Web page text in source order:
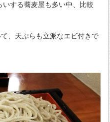
する蕎麦屋も多い中、比較
、天ぷらも立派なエビ付きで